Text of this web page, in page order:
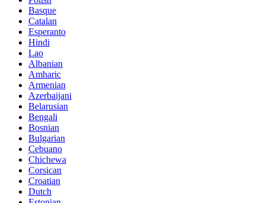
Basque
Catalan
Esperanto
Hindi
Lao
Albanian
Amharic
Armenian
Azerbaijani
Belarusian
Bengali
Bosnian
Bulgarian
Cebuano
Chichewa
Corsican
Croatian
Dutch